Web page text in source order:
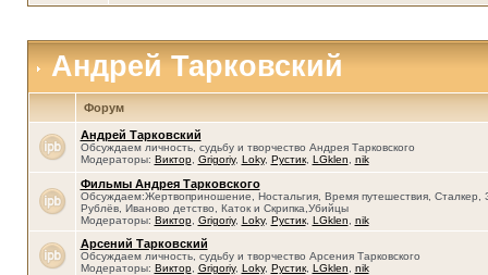
Андрей Тарковский
Форум
Андрей Тарковский
Обсуждаем личность, судьбу и творчество Андрея Тарковского
Модераторы: Виктор, Grigoriy, Loky, Рустик, LGklen nik
Фильмы Андрея Тарковского
Обсуждаем:Жертвоприношение, Ностальгия, Время путешествия, Сталкер,
Рублёв, Иваново детство, Каток и Скрипка,Убийцы
Модераторы: Виктор, Grigoriy, Loky, Рустик, LGklen nik
Арсений Тарковский
Обсуждаем личность, судьбу и творчество Арсения Тарковского
Модераторы: Виктор, Grigoriy, Loky, Рустик, LGklen nik